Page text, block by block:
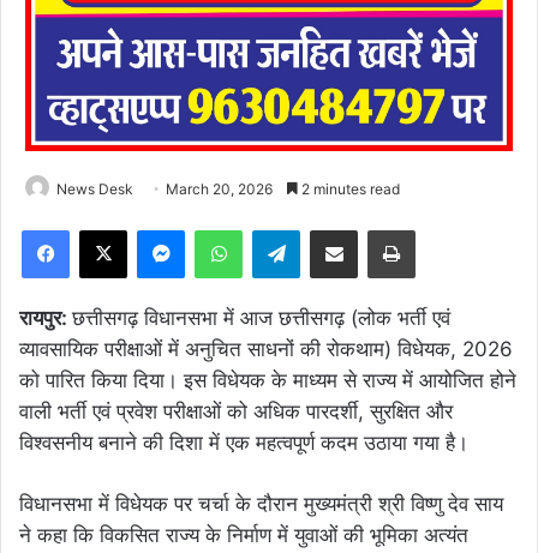
News Desk March 20, 2026 2 minutes read
Facebook
X MessengerWhatsAppTelegramShare via Email Print
रायपुर:छत्तीसगढ़ विधानसभा में आज छत्तीसगढ़ (लोक भर्ती एवं
व्यावसायिक परीक्षाओं में अनुचित साधनों की रोकथाम) विधेयक, 2026
को पारित किया दिया। इस विधेयक के माध्यम से राज्य में आयोजित होने
वाली भर्ती एवं प्रवेश परीक्षाओं को अधिक पारदर्शी, सुरक्षित और
विश्वसनीय बनाने की दिशा में एक महत्वपूर्ण कदम उठाया गया है।
विधानसभा में विधेयक पर चर्चा के दौरान मुख्यमंत्री श्री विष्णु देव साय
ने कहा कि विकसित राज्य के निर्माण में युवाओं की भूमिका अत्यंत